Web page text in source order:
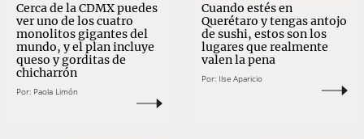
Cerca de la CDMX puedes
ver uno de los cuatro
monolitos gigantes del
mundo, y el plan incluye
queso y gorditas de
chicharrón
Por: Paola Limón
Cuando estés en
Querétaro y tengas antojo
de sushi, estos son los
lugares que realmente
valen la pena
Por: Ilse Aparicio